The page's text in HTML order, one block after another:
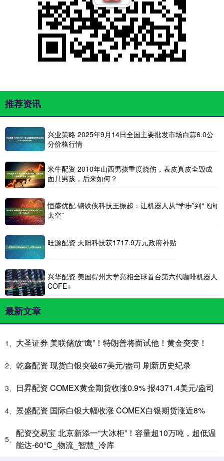
推荐资讯
兴业策略 2025年9月14日全国主要批发市场白蒜6.0公
分价格行情
米牛配资 2010年山西男孩重度烧伤，表皮真皮全毁成
面具男孩，后来如何？
恒盛优配 钢铁侠科技王振超：让机器人从“学步”到“飞向
太空”
旺源配资 天阳科技获1717.9万元政府补贴
兴华配资 美国得州大学亮相全球首台第六代咖啡机器人
COFE+
最新文章
1、 大圣证券 美联储放“鹰”！特朗普将面试他！黄金突变！
2、 乾鑫配资 现货白银突破67美元/盎司 刷新历史纪录
3、 日昇配资 COMEX黄金期货收涨0.9% 报4371.4美元/盎司
4、 景盛配资 国际白银大幅收涨 COMEX白银期货涨近8%
5、
配资交易宝 北京新添一“大冰柜”！容量超10万吨，超低温
能达-60℃_物流_智慧_冷库